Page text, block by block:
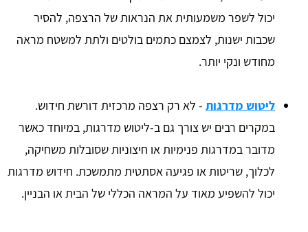
יכול לשפר משמעותית את הנראות של הרצפה, להסיר
שכבות ישנות, לצמצם כתמים בולטים ולתת למשטח מראה
מחודש ונקי יותר.
ליטוש מדרגות - לא רק רצפה מרכזית דורשת חידוש.
במקרים רבים יש צורך גם ב-ליטוש מדרגות, במיוחד כאשר
מדובר במדרגות פנימיות או חיצוניות שסובלות משחיקה,
לכלוך, שריטות או פגיעה אסתטית מתמשכת. חידוש מדרגות
יכול להשפיע מאוד על המראה הכללי של הבית או הבניין.